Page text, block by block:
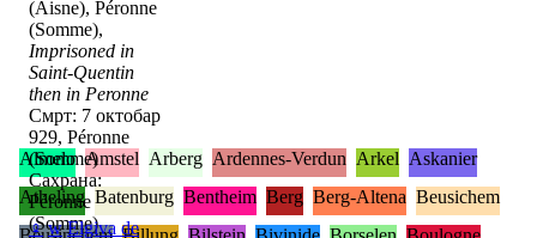
(Aisne), Péronne
(Somme),
Imprisoned in
Saint-Quentin
then in Peronne
Смрт: 7 октобар
929, Péronne
(Somme)
Сахрана:
Péronne
(Somme)
♀ w Elgiva de
Almelo Amstel Arberg Ardennes-Verdun Arkel Askanier
Atheling Batenburg Bentheim Berg Berg-Altena Beusichem